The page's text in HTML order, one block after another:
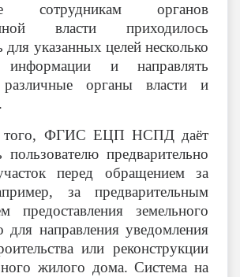
сотрудникам органов
власти приходилось
для указанных целей несколько
информации и направлять
органы власти и
того, ФГИС ЕЦП НСПД даёт
пользователю предварительно
перед обращением за
за предварительным
предоставления земельного
для направления уведомления
или реконструкции
жилого дома. Система на